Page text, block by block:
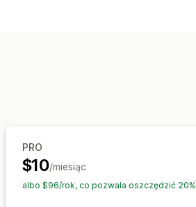
PRO
$10/miesiąc
albo $96/rok, co pozwala oszczędzić 20%